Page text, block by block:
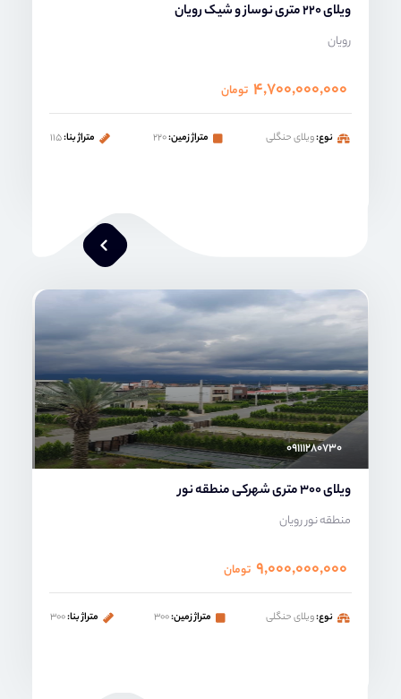
ویلای 220 متری نوساز و شیک رویان
رویان
۴,۷۰۰,۰۰۰,۰۰۰ تومان
نوع:ویلای حنگلی متراژ زمین:۲۲۰ متراژ بنا:۱۱۵
محمد صنعتی
۰۹۱۱۱۲۸۰۷۳۰
ویلای 300 متری شهرکی منطقه نور
منطقه نور رویان
۹,۰۰۰,۰۰۰,۰۰۰ تومان
نوع:ویلای حنگلی متراژ زمین:۳۰۰ متراژ بنا:۳۰۰